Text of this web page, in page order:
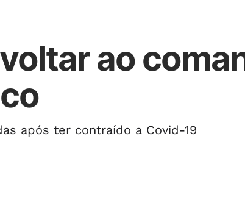
ao
após ter contraído a Covid-19